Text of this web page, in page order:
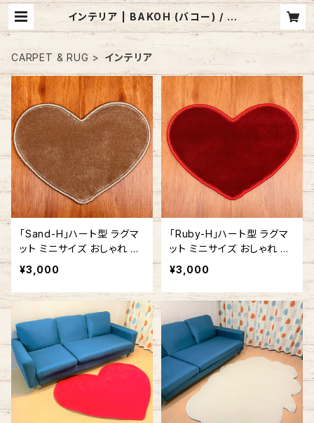
インテリア | BAKOH (バコー) / アメ
リカ製 カーペット・ラグのお店
CARPET & RUG インテリア
「Sand-H」ハート型 ラグマ
ット ミニサイズ おしゃれ か
わいい ハート 30cm x 40
cm
¥3,000
「Ruby-H」ハート型 ラグマ
ット ミニサイズ おしゃれ か
わいい ハート 30cm x 40
cm
¥3,000